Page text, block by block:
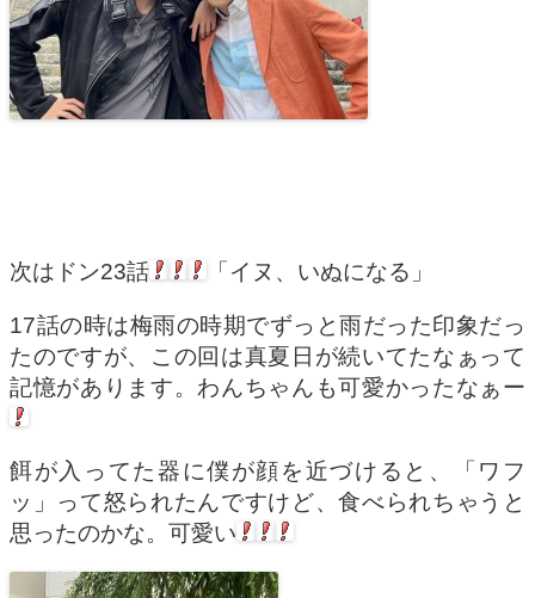
次はドン23話 「イヌ、いぬになる」
17話の時は梅雨の時期でずっと雨だった印象だっ
たのですが、この回は真夏日が続いてたなぁって
記憶があります。わんちゃんも可愛かったなぁー
餌が入ってた器に僕が顔を近づけると、「ワフ
ッ」って怒られたんですけど、食べられちゃうと
思ったのかな。可愛い